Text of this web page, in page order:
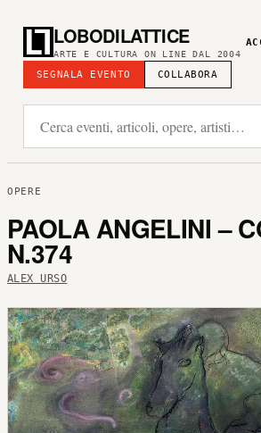
LOBODILATTICE
ARTE E CULTURA ON LINE DAL 2004
SEGNALA EVENTO COLLABORA
OPERE
PAOLA ANGELINI –
N.374
ALEX URSO